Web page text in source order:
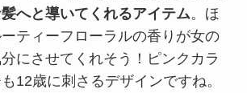
へと導いてくれるアイテム。ほ
ティーフローラルの香りが女の
にさせてくれそう！ピンクカラ
12歳に刺さるデザインですね。